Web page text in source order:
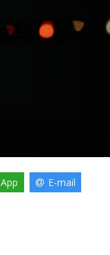
E-mail